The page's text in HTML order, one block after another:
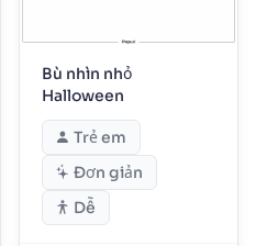
Bù nhìn nhỏ
Halloween
Trẻ em
Đơn giản
Dễ